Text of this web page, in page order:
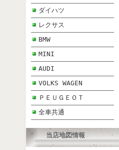
ダイハツ
レクサス
BMW
MINI
AUDI
VOLKS WAGEN
ＰＥＵＧＥＯＴ
全車共通
当店地図情報